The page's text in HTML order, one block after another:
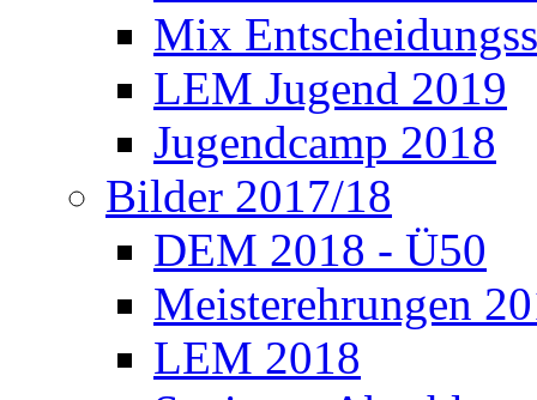
Mix
LEM Jugend 2019
Jugendcamp 2018
Bilder 2017/18
DEM 2018 - Ü50
Meisterehrungen
LEM 2018